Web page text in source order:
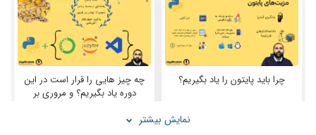
چرا باید پایتون را یاد بگیریم؟
چه چیز هایی را قرار است در این
دوره یاد بگیریم؟ و مروری بر
نمایش بیشتر